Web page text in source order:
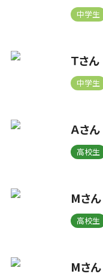
中学生
Ｔさん
中学生
Ａさん
高校生
Mさん
高校生
Mさん